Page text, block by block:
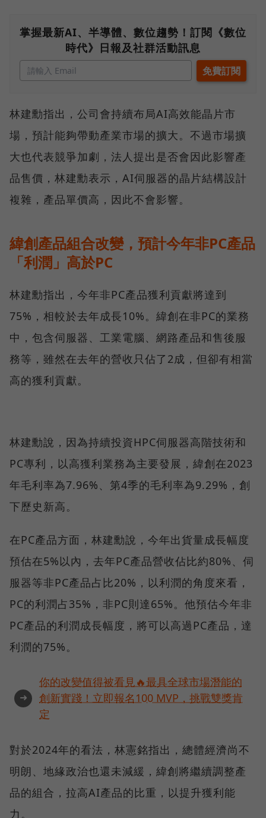
掌握最新AI、半導體、數位趨勢！訂閱《數位
時代》日報及社群活動訊息
林建勳指出，公司會持續布局AI高效能晶片市
場，預計能夠帶動產業市場的擴大。不過市場擴
大也代表競爭加劇，法人提出是否會因此影響產
品售價，林建勳表示，AI伺服器的晶片結構設計
複雜，產品單價高，因此不會影響。
緯創產品組合改變，預計今年非PC產品
「利潤」高於PC
林建勳指出，今年非PC產品獲利貢獻將達到
75%，相較於去年成長10%。緯創在非PC的業務
中，包含伺服器、工業電腦、網路產品和售後服
務等，雖然在去年的營收只佔了2成，但卻有相當
高的獲利貢獻。
林建勳說，因為持續投資HPC伺服器高階技術和
PC專利，以高獲利業務為主要發展，緯創在2023
年毛利率為7.96%、第4季的毛利率為9.29%，創
下歷史新高。
在PC產品方面，林建勳說，今年出貨量成長幅度
預估在5%以內，去年PC產品營收佔比約80%、伺
服器等非PC產品占比20%，以利潤的角度來看，
PC的利潤占35%，非PC則達65%。他預估今年非
PC產品的利潤成長幅度，將可以高過PC產品，達
利潤的75%。
➜
你的改變值得被看見🔥最具全球市場潛能的
創新實踐！立即報名100 MVP，挑戰雙獎肯
定
對於2024年的看法，林憲銘指出，總體經濟尚不
明朗、地緣政治也還未減緩，緯創將繼續調整產
品的組合，拉高AI產品的比重，以提升獲利能
力。